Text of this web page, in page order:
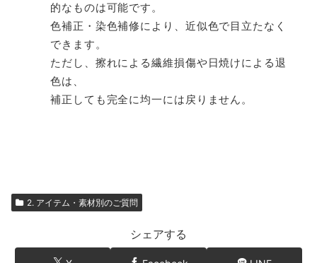
的なものは可能です。
色補正・染色補修により、近似色で目立たなく
できます。
ただし、擦れによる繊維損傷や日焼けによる退
色は、
補正しても完全に均一には戻りません。
2. アイテム・素材別のご質問
シェアする